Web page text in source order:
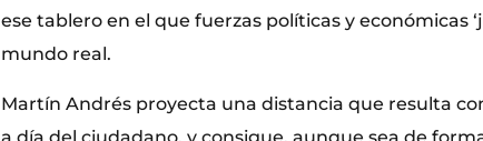
ese tablero en el que fuerzas políticas y económicas
mundo real.
Martín Andrés proyecta una distancia que resulta
a día del ciudadano, y consigue, aunque sea de